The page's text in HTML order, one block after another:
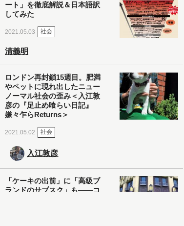
ート」を徹底解説＆日本語訳
してみた
2021.05.03 社会
清義明
ロンドン再封鎖15週目。肥満
やペットに現れ出したニュー
ノーマル社会の歪み＜入江敦
彦の『足止め喰らい日記』
嫌々乍らReturns＞
2021.05.02 社会
入江敦彦
「ケーキの出前」に「高級ブ
ランドのサブスク」も――コ